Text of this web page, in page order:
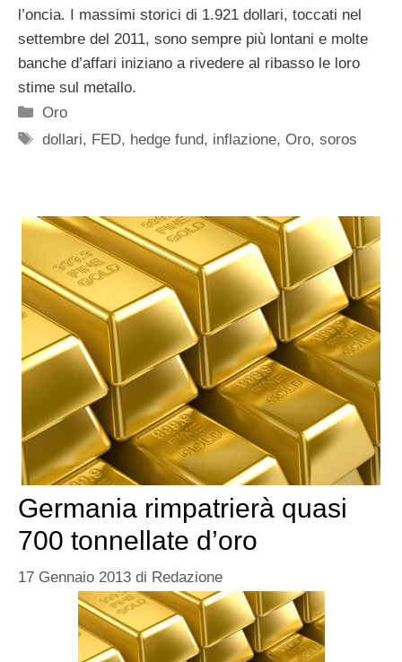
l’oncia. I massimi storici di 1.921 dollari, toccati nel
settembre del 2011, sono sempre più lontani e molte
banche d’affari iniziano a rivedere al ribasso le loro
stime sul metallo.
Categorie
Oro
Tag
dollari, FED, hedge fund, inflazione,Oro,soros
Germania rimpatrierà quasi
700 tonnellate d’oro
17 Gennaio 2013 di Redazione